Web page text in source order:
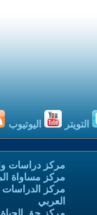
التويتر اليوتيوب
مركز دراسات
مركز مساواة
مركز الدراسات
العربي